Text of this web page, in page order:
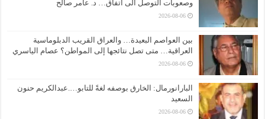
وصعوبات التوصل الى أتفاق… د. عامر صالح
2026-08-06
بين العواصم البعيدة… والعراق القريب الدبلوماسية
العراقية… متى تصل نتائجها إلى المواطن؟ عصام الياسري
2026-08-06
البارانورمال: الخارق بوصفه لغةً للتابو….عبدالكريم حنون
السعيد
2026-08-06